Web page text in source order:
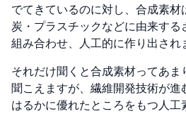
でてきているのに対し、合成素
炭・プラスチックなどに由来する
組み合わせ、人工的に作り出され
それだけ聞くと合成素材ってあま
聞こえますが、繊維開発技術が進
はるかに優れたところをもつ人